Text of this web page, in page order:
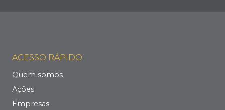
ACESSO RÁPIDO
Quem somos
Ações
Empresas